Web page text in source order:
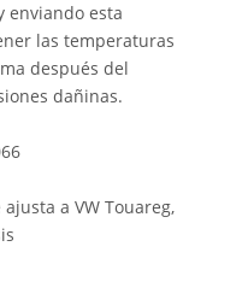
enviando esta
las temperaturas
después del
dañinas.
a VW Touareg,